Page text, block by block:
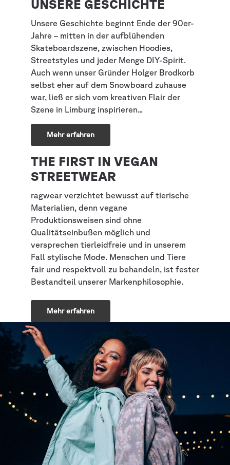
UNSERE GESCHICHTE
Unsere Geschichte beginnt Ende der 90er-
Jahre – mitten in der aufblühenden
Skateboardszene, zwischen Hoodies,
Streetstyles und jeder Menge DIY-Spirit.
Auch wenn unser Gründer Holger Brodkorb
selbst eher auf dem Snowboard zuhause
war, ließ er sich vom kreativen Flair der
Szene in Limburg inspirieren...
Mehr erfahren
THE FIRST IN VEGAN
STREETWEAR
ragwear verzichtet bewusst auf tierische
Materialien, denn vegane
Produktionsweisen sind ohne
Qualitätseinbußen möglich und
versprechen tierleidfreie und in unserem
Fall stylische Mode. Menschen und Tiere
fair und respektvoll zu behandeln, ist fester
Bestandteil unserer Markenphilosophie.
Mehr erfahren